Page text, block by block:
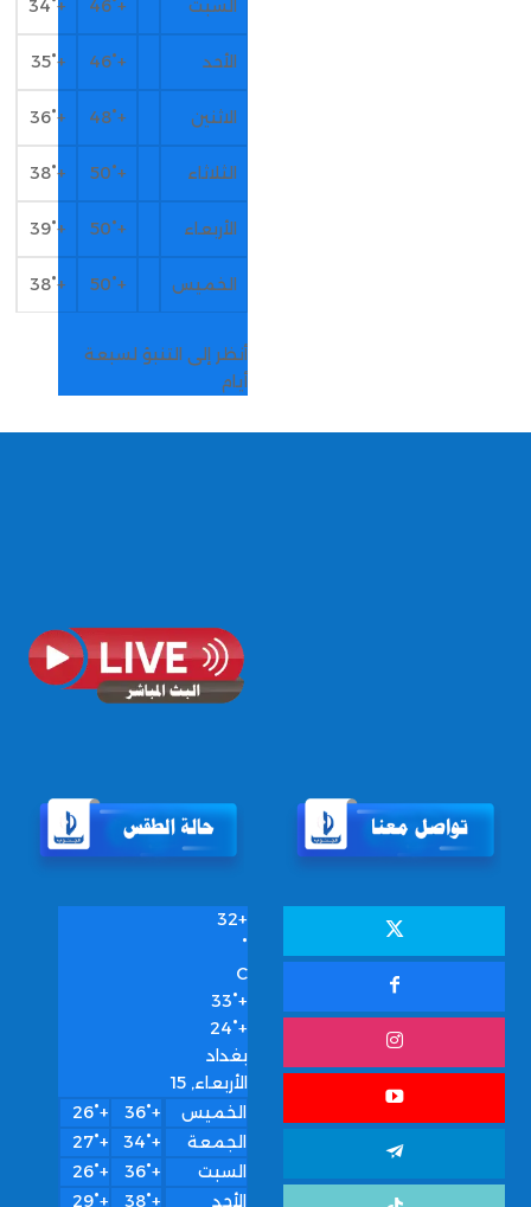
السبت
+
46°
+
34°
الأحد +
46°
+
35°
الاثنين +
48°
+
36°
الثلاثاء +
50°
+
38°
الأربعاء +
50°
+
39°
الخميس +
50°
+
38°
أنظر إلى التنبؤ لسبعة
أيام
+
32
°
C
+
33°
+
24°
بغداد
الأربعاء, 15
الخميس
+
36°
+
26°
الجمعة
+
34°
+
27°
السبت
+
36°
+
26°
الأحد
+
38°
+
29°